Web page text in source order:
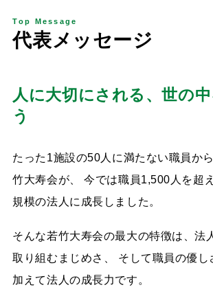
Top Message
代表メ ッセージ
人に大切にされる、世の
う
たった1施設の50人に満たない職員か
竹大寿会が、 今では職員1,500人を超
規模の法人に成長しました。
そんな若竹大寿会の最大の特徴は、法
取り組むまじめさ、 そして職員の優し
加えて法人の成長力です。